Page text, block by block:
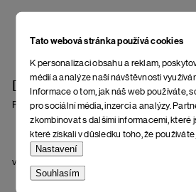
Tato webová stránka používá cookies
K personalizaci obsahu a reklam,
médií a analýze naší návštěvnosti
Informace o tom, jak náš web používáte,
pro sociální média, inzerci a analýzy.
zkombinovat s dalšími informacemi, které
které získali v důsledku toho, že používáte
Nastavení
Souhlasím
Dámské sandály Alta
Fiery Red